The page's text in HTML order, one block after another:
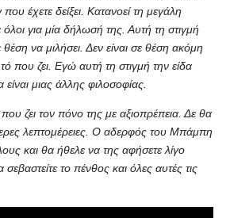
έχετε δείξει. Κατανοεί τη μεγάλη
για μία δήλωσή της. Αυτή τη στιγμή
να μιλήσει. Δεν είναι σε θέση ακόμη
που ζει. Εγώ αυτή τη στιγμή την είδα
μιας άλλης φιλοσοφίας.
που ζει τον πόνο της με αξιοπρέπεια. Δε θα
λεπτομέρειες. Ο αδερφός του Μπάμπη
και θα ήθελε να της αφήσετε λίγο
το πένθος και όλες αυτές τις